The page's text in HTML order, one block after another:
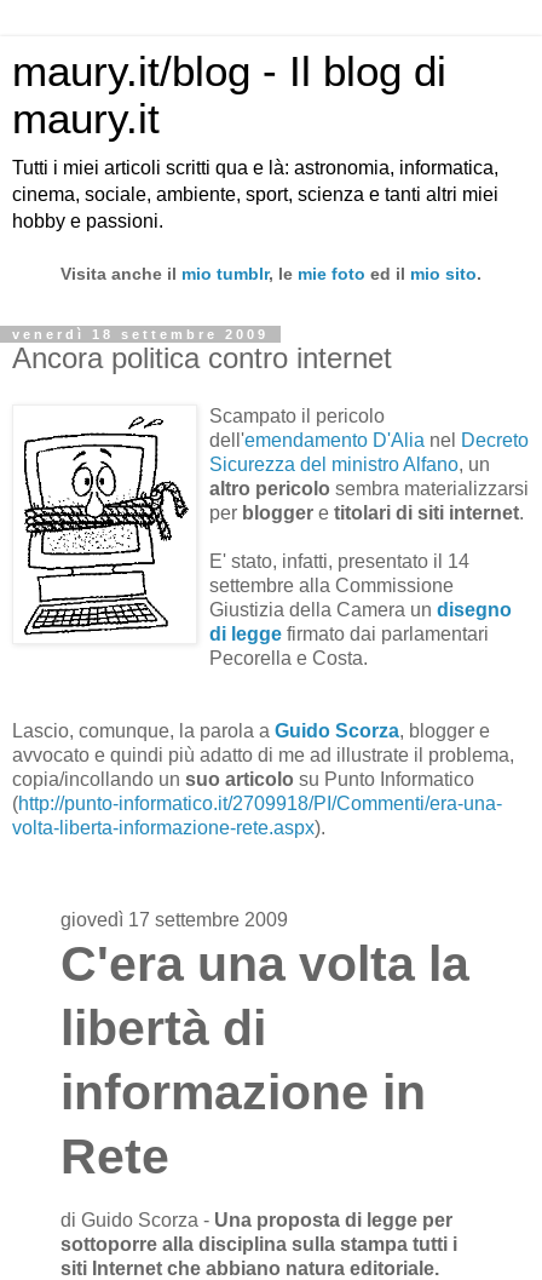
maury.it/blog - Il blog di
maury.it
Tutti i miei articoli scritti qua e là: astronomia, informatica,
cinema, sociale, ambiente, sport, scienza e tanti altri miei
hobby e passioni.
Visita anche il mio tumblr, le mie foto ed il mio sito.
venerdì 18 settembre 2009
Ancora politica contro internet
Scampato il pericolo
dell'emendamento D'Alia nel Decreto
Sicurezza del ministro Alfano, un
altro pericolo sembra materializzarsi
per blogger e titolari di siti internet.
E' stato, infatti, presentato il 14
settembre alla Commissione
Giustizia della Camera un disegno
di legge firmato dai parlamentari
Pecorella e Costa.
Lascio, comunque, la parola a Guido Scorza, blogger e
avvocato e quindi più adatto di me ad illustrate il problema,
copia/incollando un suo articolo su Punto Informatico
(http://punto-informatico.it/2709918/PI/Commenti/era-una-
volta-liberta-informazione-rete.aspx).
giovedì 17 settembre 2009
C'era una volta la
libertà di
informazione in
Rete
di Guido Scorza - Una proposta di legge per
sottoporre alla disciplina sulla stampa tutti i
siti Internet che abbiano natura editoriale.